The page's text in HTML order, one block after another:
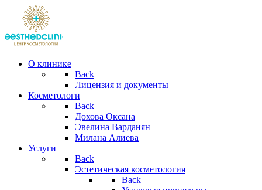
О клинике
Back
Лицензия и документы
Косметологи
Back
Дохова Оксана
Эвелина Варданян
Милана Алиева
Услуги
Back
Эстетическая косметология
Back